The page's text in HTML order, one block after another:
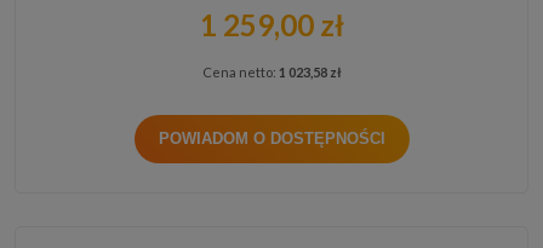
1 259,00 zł
Cena netto: 1 023,58 zł
POWIADOM O DOSTĘPNOŚCI